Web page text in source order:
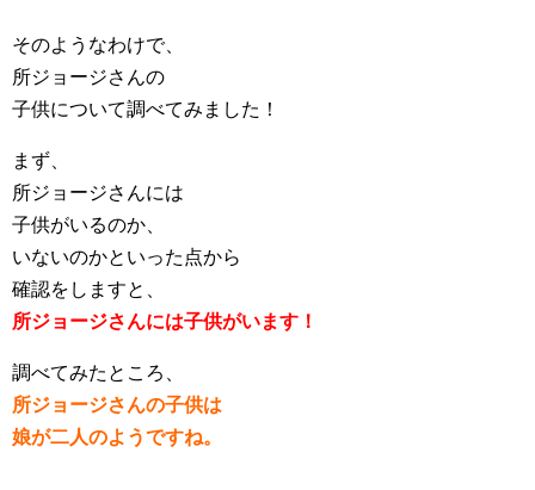
そのようなわけで、
所ジョージさんの
子供について調べてみました！
まず、
所ジョージさんには
子供がいるのか、
いないのかといった点から
確認をしますと、
所ジョージさんには子供がいます！
調べてみたところ、
所ジョージさんの子供は
娘が二人のようですね。